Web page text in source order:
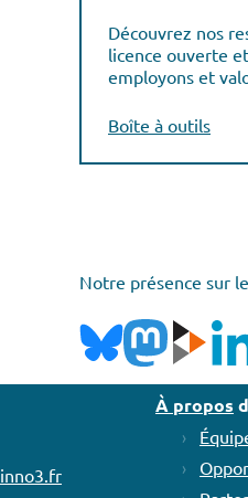
Découvrez nos
licence ouverte
employons et
Boîte à outils
Notre présence sur
inno3.fr
À propos